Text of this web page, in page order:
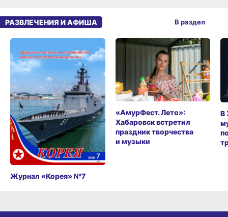
РАЗВЛЕЧЕНИЯ И АФИША
Журнал «Корея» №7
«АмурФест. Лето»:
Хабаровск встретил
праздник творчества
и музыки
В
В раздел